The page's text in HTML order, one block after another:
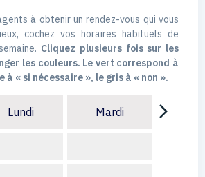
à obtenir un rendez-vous qui vous
cochez vos horaires habituels de
Cliquez plusieurs fois sur les
les couleurs. Le vert correspond à
à « si nécessaire », le gris à « non ».
Lundi Mardi arrow_forward_ios